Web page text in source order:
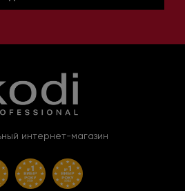
интернет-магазин